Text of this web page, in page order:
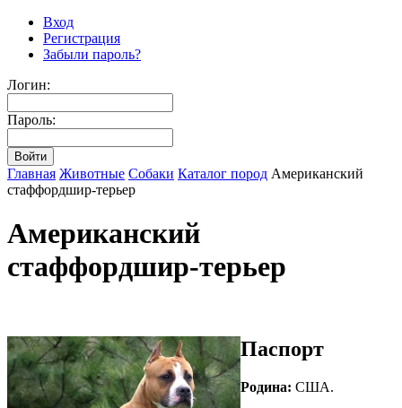
Вход
Регистрация
Забыли пароль?
Логин:
Пароль:
Главная Животные Собаки Каталог пород Американский
стаффордшир-терьер
Американский
стаффордшир-терьер
Паспорт
Родина: США.